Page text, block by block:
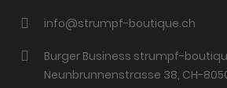
info@strumpf-boutique.ch
Burger Business strumpf-
Neunbrunnenstrasse 38, CH-